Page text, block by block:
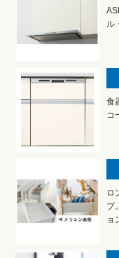
ル
食
コ
ロ
プ
ョ